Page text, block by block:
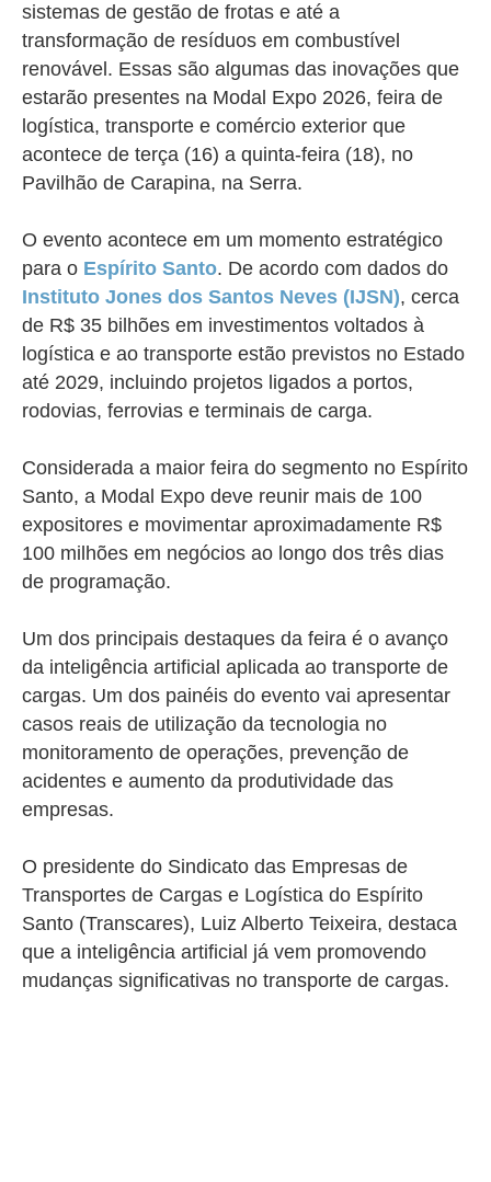
sistemas de gestão de frotas e até a
transformação de resíduos em combustível
renovável. Essas são algumas das inovações que
estarão presentes na Modal Expo 2026, feira de
logística, transporte e comércio exterior que
acontece de terça (16) a quinta-feira (18), no
Pavilhão de Carapina, na Serra.
O evento acontece em um momento estratégico
para o Espírito Santo. De acordo com dados do
Instituto Jones dos Santos Neves (IJSN), cerca
de R$ 35 bilhões em investimentos voltados à
logística e ao transporte estão previstos no Estado
até 2029, incluindo projetos ligados a portos,
rodovias, ferrovias e terminais de carga.
Considerada a maior feira do segmento no Espírito
Santo, a Modal Expo deve reunir mais de 100
expositores e movimentar aproximadamente R$
100 milhões em negócios ao longo dos três dias
de programação.
Um dos principais destaques da feira é o avanço
da inteligência artificial aplicada ao transporte de
cargas. Um dos painéis do evento vai apresentar
casos reais de utilização da tecnologia no
monitoramento de operações, prevenção de
acidentes e aumento da produtividade das
empresas.
O presidente do Sindicato das Empresas de
Transportes de Cargas e Logística do Espírito
Santo (Transcares), Luiz Alberto Teixeira, destaca
que a inteligência artificial já vem promovendo
mudanças significativas no transporte de cargas.